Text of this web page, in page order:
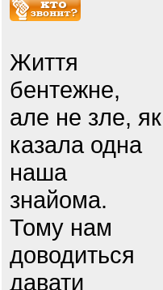
Життя
бентежне,
але не зле, як
казала одна
наша
знайома.
Тому нам
доводиться
давати